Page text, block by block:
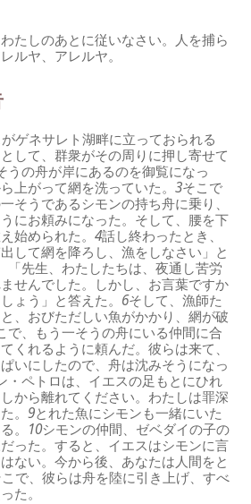
たしのあとに従いなさい。人を捕ら
ルヤ、アレルヤ。
ゲネサレト湖畔に立っておられる
して、群衆がその周りに押し寄せて
うの舟が岸にあるのを御覧になっ
上がって網を洗っていた。3そこで
そうであるシモンの持ち舟に乗り、
にお頼みになった。そして、腰を下
始められた。4話し終わったとき、
して網を降ろし、漁をしなさい」と
「先生、わたしたちは、夜通し苦労
せんでした。しかし、お言葉ですか
ょう」と答えた。 6そして、漁師た
、おびただしい魚がかかり、網が破
で、もう一そうの舟にいる仲間に合
くれるように頼んだ。彼らは来て、
いにしたので、舟は沈みそうになっ
・ペトロは、イエスの足もとにひれ
から離れてください。わたしは罪深
。9とれた魚にシモンも一緒にいた
。 10シモンの仲間、ゼベダイの子の
った。すると、イエスはシモンに言
ない。今から後、あなたは人間をと
で、彼らは舟を陸に引き上げ、すべ
た。